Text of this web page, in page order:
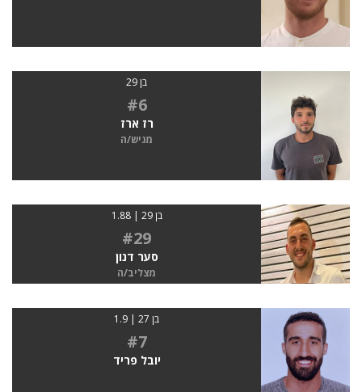
בן 29
#6
רז ארז
מגיש/ה
בן 29 | 1.88
#29
סער דנון
מצליב/ה
בן 27 | 1.9
#7
יובל פריד